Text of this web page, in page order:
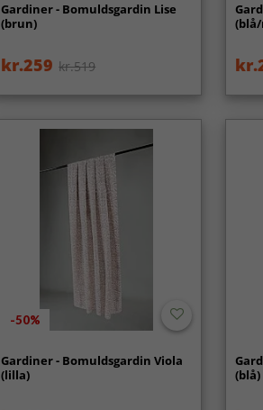
Gardiner - Bomuldsgardin Lise
(brun)
kr.259 kr.519
-50%
Gardiner - Bomuldsgardin Viola
(lilla)
(blå)